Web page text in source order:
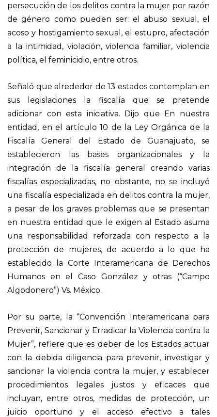
persecución de los delitos contra la mujer por razón
de género como pueden ser: el abuso sexual, el
acoso y hostigamiento sexual, el estupro, afectación
a la intimidad, violación, violencia familiar, violencia
política, el feminicidio, entre otros.
Señaló que alrededor de 13 estados contemplan en
sus legislaciones la fiscalía que se pretende
adicionar con esta iniciativa. Dijo que En nuestra
entidad, en el artículo 10 de la Ley Orgánica de la
Fiscalía General del Estado de Guanajuato, se
establecieron las bases organizacionales y la
integración de la fiscalía general creando varias
fiscalías especializadas, no obstante, no se incluyó
una fiscalía especializada en delitos contra la mujer,
a pesar de los graves problemas que se presentan
en nuestra entidad que le exigen al Estado asuma
una responsabilidad reforzada con respecto a la
protección de mujeres, de acuerdo a lo que ha
establecido la Corte Interamericana de Derechos
Humanos en el Caso González y otras (“Campo
Algodonero”) Vs. México.
Por su parte, la “Convención Interamericana para
Prevenir, Sancionar y Erradicar la Violencia contra la
Mujer”, refiere que es deber de los Estados actuar
con la debida diligencia para prevenir, investigar y
sancionar la violencia contra la mujer, y establecer
procedimientos legales justos y eficaces que
incluyan, entre otros, medidas de protección, un
juicio oportuno y el acceso efectivo a tales